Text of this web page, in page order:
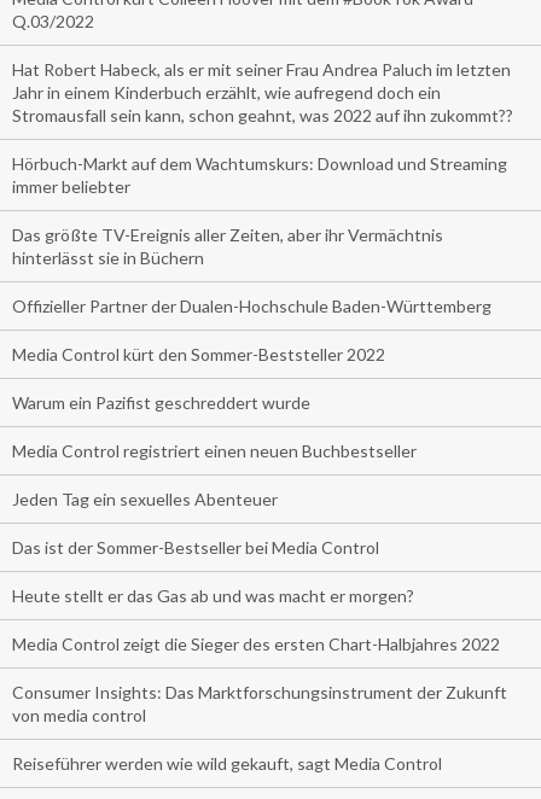
Q.03/2022
Hat Robert Habeck, als er mit seiner Frau Andrea Paluch im letzten
Jahr in einem Kinderbuch erzählt, wie aufregend doch ein
Stromausfall sein kann, schon geahnt, was 2022 auf ihn zukommt??
Hörbuch-Markt auf dem Wachtumskurs: Download und Streaming
immer beliebter
Das größte TV-Ereignis aller Zeiten, aber ihr Vermächtnis
hinterlässt sie in Büchern
Offizieller Partner der Dualen-Hochschule Baden-Württemberg
Media Control kürt den Sommer-Beststeller 2022
Warum ein Pazifist geschreddert wurde
Media Control registriert einen neuen Buchbestseller
Jeden Tag ein sexuelles Abenteuer
Das ist der Sommer-Bestseller bei Media Control
Heute stellt er das Gas ab und was macht er morgen?
Media Control zeigt die Sieger des ersten Chart-Halbjahres 2022
Consumer Insights: Das Marktforschungsinstrument der Zukunft
von media control
Reiseführer werden wie wild gekauft, sagt Media Control